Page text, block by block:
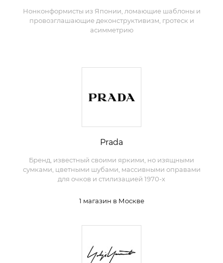
Нонконформисты из Японии, ломающие шаблоны и
провозглашающие деконструктивизм, гротеск и
асимметрию
Prada
Бренд, известный своими яркими, но изящными
сумками, цветными шубами, массивными оправами
для очков и стилизацией 1970-х
1 магазин в Москве